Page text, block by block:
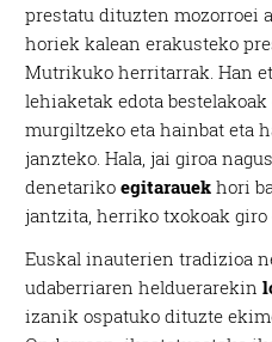
prestatu dituzten mozorroei
horiek kalean erakusteko
Mutrikuko herritarrak. Han
lehiaketak edota
murgiltzeko eta hainbat eta
janzteko. Hala, jai giroa
denetarikoegitarauek hori
jantzita, herriko txokoak giro
Euskal inauterien tradizioa
udaberriaren helduerarekin
izanik ospatuko dituzte